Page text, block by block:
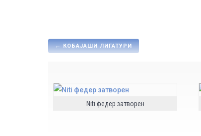
←КОБАЈАШИ ЛИГАТУРИ
Niti федер затворен